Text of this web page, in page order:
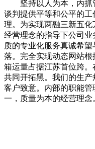
坚持以人为本，内抓管
谈判提供平等和公平的
理。为实现两融三新五
经营理念的指导下公司
质的专业化服务真诚希
落。完全实现动态网站
箱运量占据江苏首位跨
共同开拓黑。我们的生
客户致意。内部的职能
一，质量为本的经营理